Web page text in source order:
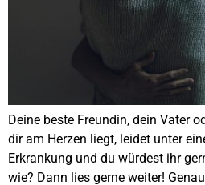
Deine beste Freundin, dein Vater
dir am Herzen liegt, leidet unter
Erkrankung und du würdest ihr
wie? Dann lies gerne weiter!